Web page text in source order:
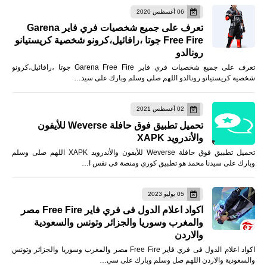
06 أغسطس 2020
تعرف على جميع شخصيات فري فاير Garena
Free Fire جوتا ،رافائيل،كرونو شخصية كريستيانو
رونالدو
تعرف على جميع شخصيات فري فاير Garena Free Fire جوتا ،رافائيل،كرونو
شخصية كريستيانو رونالدو اللهم صلى وسلم وبارك على سيد…
02 أغسطس 2021
تحميل تطبيق فوق حافلة Weverse للأيفون
والأندرويد XAPK
تحميل تطبيق فوق حافلة Weverse للأيفون والأندرويد XAPK اللهم صلى وسلم
وبارك على سيدنا محمد هو تطبيق كوري ومنصة فى نفس ا…
05 يوليو 2023
اكواد اعلام الدول فى فري فاير Free Fire مصر
والمغرب وسوريا والجزائر وتونس والسعودية
والاردن
اكواد اعلام الدول فى فري فاير Free Fire مصر والمغرب وسوريا والجزائر وتونس
والسعودية والاردن اللهم صل وسلم وبارك على سي…